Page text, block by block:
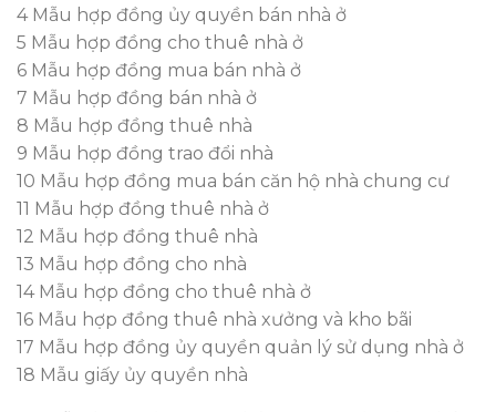
4 Mẫu hợp đồng ủy quyền bán nhà ở
5 Mẫu hợp đồng cho thuê nhà ở
6 Mẫu hợp đồng mua bán nhà ở
7 Mẫu hợp đồng bán nhà ở
8 Mẫu hợp đồng thuê nhà
9 Mẫu hợp đồng trao đổi nhà
10 Mẫu hợp đồng mua bán căn hộ nhà chung cư
11 Mẫu hợp đồng thuê nhà ở
12 Mẫu hợp đồng thuê nhà
13 Mẫu hợp đồng cho nhà
14 Mẫu hợp đồng cho thuê nhà ở
16 Mẫu hợp đồng thuê nhà xưởng và kho bãi
17 Mẫu hợp đồng ủy quyền quản lý sử dụng nhà ở
18 Mẫu giấy ủy quyền nhà